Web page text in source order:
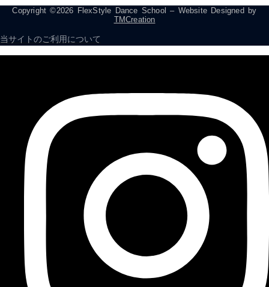
Copyright ©2026 FlexStyle Dance School – Website Designed by
TMCreation
当サイトのご利用について